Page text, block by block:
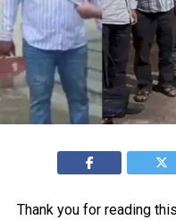
Thank you for reading